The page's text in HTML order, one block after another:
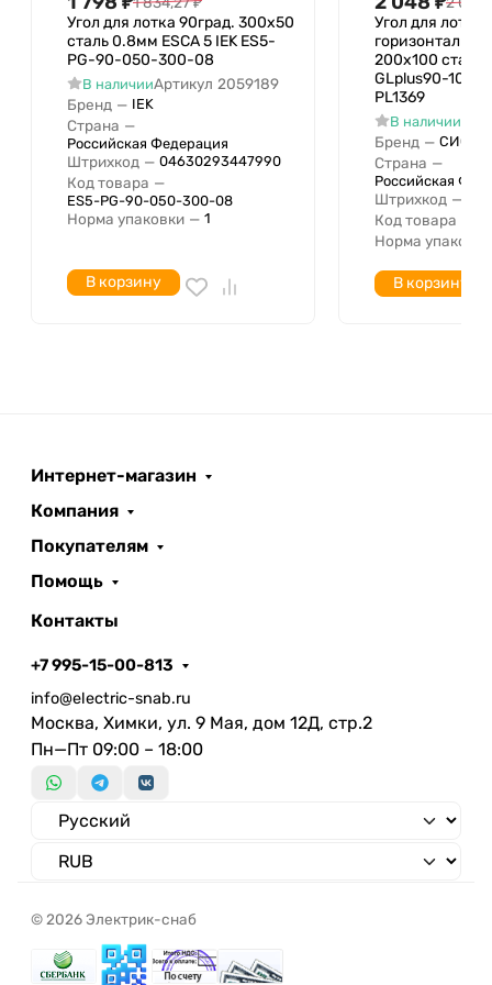
Исполнение изгиба
Угол для лотка 90град. 300х50
сталь 0.8мм ESCA 5 IEK ES5-
PG-90-050-300-08
В наличииАртикул 2059189
Бренд — IEK
Страна —
Российская Федерация
Штрихкод — 04630293447990
Код товара —
ES5-PG-90-050-300-08
Норма упаковки — 1
В корзину
Угол для лотка
200х100
GLplus90-100-
PL1369
В наличии
Бренд —
Страна —
Российская
Штрихкод —
Код товара
Норма упаковки
В корзину
Интернет-магазин
Компания
Покупателям
Помощь
Контакты
+7 995-15-00-813
info@electric-snab.ru
Москва, Химки, ул. 9 Мая, дом 12Д, стр.2
Пн—Пт 09:00 – 18:00
© 2026 Электрик-снаб